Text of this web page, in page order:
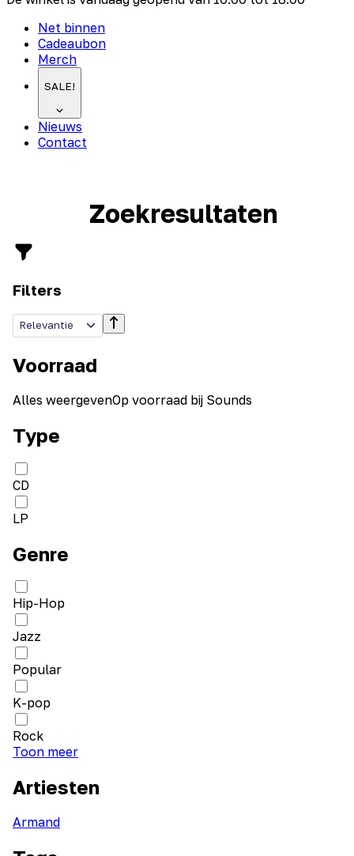
Net binnen
Cadeaubon
Merch
SALE!
Nieuws
Contact
Zoekresultaten
Filters
Relevantie
Voorraad
Alles weergevenOp voorraad bij Sounds
Type
CD
LP
Genre
Hip-Hop
Jazz
Popular
K-pop
Rock
Toon meer
Artiesten
Armand